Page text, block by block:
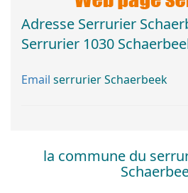
Adresse Serrurier
Serrurier 1030
Email serrurier Schaerbeek
la commune du